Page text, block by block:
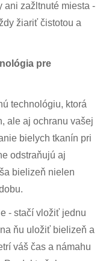
ani zažltnuté miesta -
žiariť čistotou a
pre
technológiu, ktorá
ale aj ochranu vašej
bielych tkanín pri
odstraňujú aj
bielizeň nielen
- stačí vložiť jednu
ňu uložiť bielizeň a
váš čas a námahu